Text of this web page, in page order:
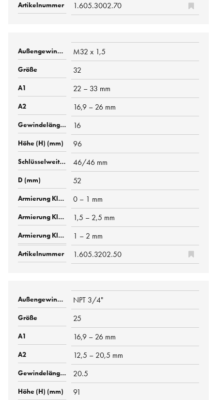
1.605.3002.70
M32 x 1,5
32
22 – 33 mm
16,9 – 26 mm
16
96
46/46 mm
52
0 – 1 mm
1,5 – 2,5 mm
1 – 2 mm
1.605.3202.50
NPT 3/4"
25
16,9 – 26 mm
12,5 – 20,5 mm
20.5
91